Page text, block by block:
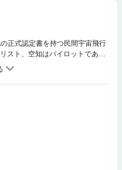
正式認定書を持つ民間宇宙飛行
スト、空知はパイロットであ
ットとして、空の天辺まで昇っ
知に祝福を贈る。だが霊界のさ
あいつの悪意を感じる」と、不